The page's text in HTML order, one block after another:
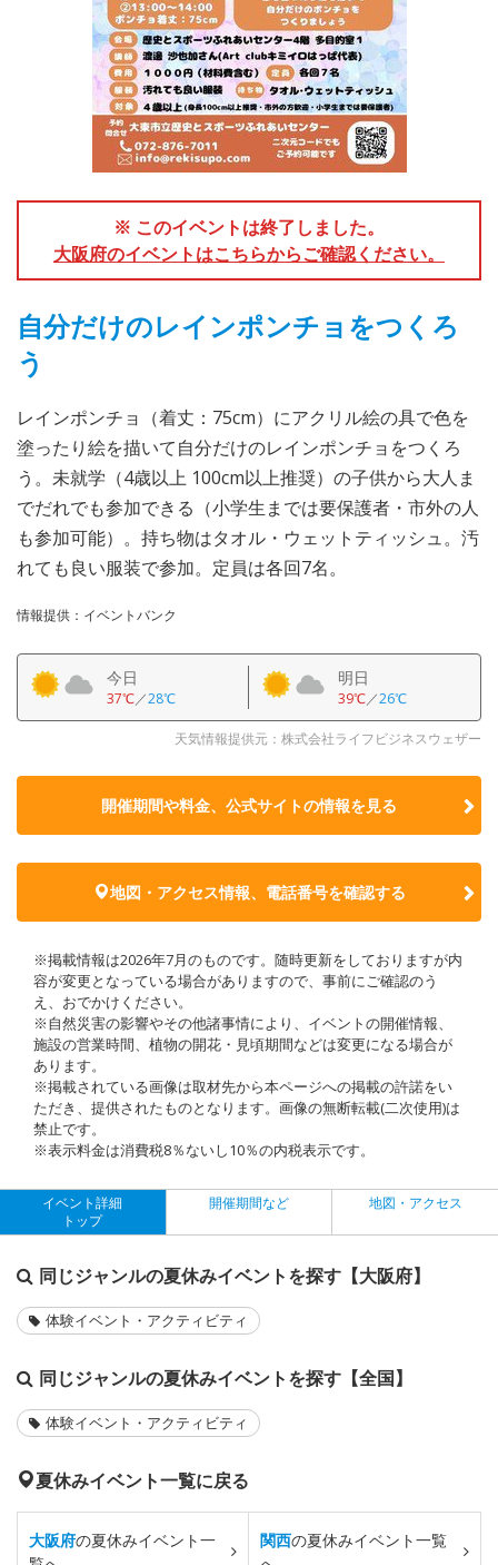
※ このイベントは終了しました。
大阪府のイベントはこちらからご確認ください。
自分だけのレインポンチョをつくろ
う
レインポンチョ（着丈：75cm）にアクリル絵の具で色を
塗ったり絵を描いて自分だけのレインポンチョをつくろ
う。未就学（4歳以上 100cm以上推奨）の子供から大人ま
でだれでも参加できる（小学生までは要保護者・市外の人
も参加可能）。持ち物はタオル・ウェットティッシュ。汚
れても良い服装で参加。定員は各回7名。
情報提供：イベントバンク
今日
37℃／28℃
明日
39℃／26℃
天気情報提供元：株式会社ライフビジネスウェザー
開催期間や料金、公式サイトの情報を見る
地図・アクセス情報、電話番号を確認する
※掲載情報は2026年7月のものです。随時更新をしておりますが内
容が変更となっている場合がありますので、事前にご確認のう
え、おでかけください。
※自然災害の影響やその他諸事情により、イベントの開催情報、
施設の営業時間、植物の開花・見頃期間などは変更になる場合が
あります。
※掲載されている画像は取材先から本ページへの掲載の許諾をい
ただき、提供されたものとなります。画像の無断転載(二次使用)は
禁止です。
※表示料金は消費税8％ないし10％の内税表示です。
イベント詳細
トップ
開催期間など 地図・アクセス
同じジャンルの夏休みイベントを探す【大阪府】
体験イベント・アクティビティ
同じジャンルの夏休みイベントを探す【全国】
体験イベント・アクティビティ
夏休みイベント一覧に戻る
大阪府の夏休みイベント一
関西の夏休みイベント一覧